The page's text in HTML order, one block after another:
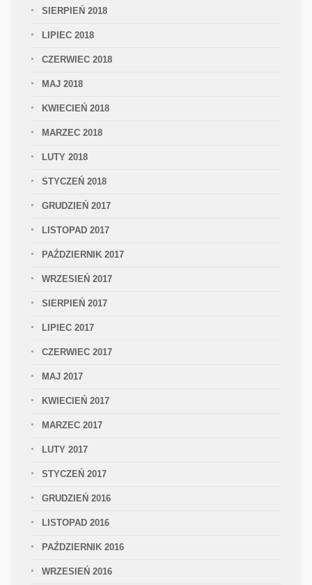
SIERPIEŃ 2018
LIPIEC 2018
CZERWIEC 2018
MAJ 2018
KWIECIEŃ 2018
MARZEC 2018
LUTY 2018
STYCZEŃ 2018
GRUDZIEŃ 2017
LISTOPAD 2017
PAŹDZIERNIK 2017
WRZESIEŃ 2017
SIERPIEŃ 2017
LIPIEC 2017
CZERWIEC 2017
MAJ 2017
KWIECIEŃ 2017
MARZEC 2017
LUTY 2017
STYCZEŃ 2017
GRUDZIEŃ 2016
LISTOPAD 2016
PAŹDZIERNIK 2016
WRZESIEŃ 2016